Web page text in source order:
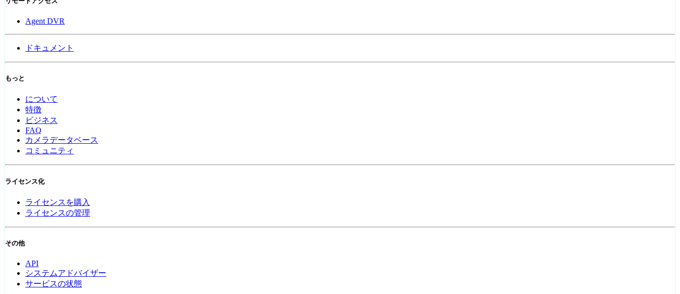
Agent DVR
ドキュメント
もっと
について
特徴
ビジネス
FAQ
カメラデータベース
コミュニティ
ライセンス化
ライセンスを購入
ライセンスの管理
その他
API
システムアドバイザー
サービスの状態